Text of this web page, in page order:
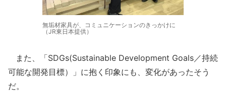
無垢材家具が、コミュニケーションのきっかけに
（JR東日本提供）
また、「SDGs(Sustainable Development Goals／持続
可能な開発目標）」に抱く印象にも、変化があったそう
だ。